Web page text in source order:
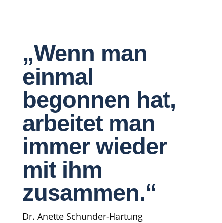
„Wenn man
einmal
begonnen hat,
arbeitet man
immer wieder
mit ihm
zusammen.“
Dr. Anette Schunder-Hartung